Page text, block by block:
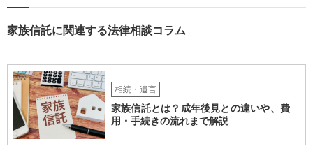
家族信託に関連する法律相談コラム
相続・遺言
家族信託とは？成年後見との違いや、費
用・手続きの流れまで解説